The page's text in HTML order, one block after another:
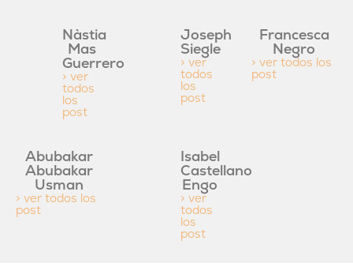
Nàstia
Mas
Guerrero
> ver
todos
los
post
Joseph
Siegle
> ver
todos
los
post
Francesca
Negro
> ver todos los
post
Abubakar
Abubakar
Usman
> ver todos los
post
Isabel
Castellano
Engo
> ver
todos
los
post